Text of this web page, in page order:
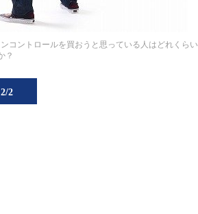
コントロールを買おうと思っている人はどれくらい
？
2/2